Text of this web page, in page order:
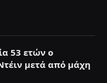
53 ετών ο
μετά από μάχη